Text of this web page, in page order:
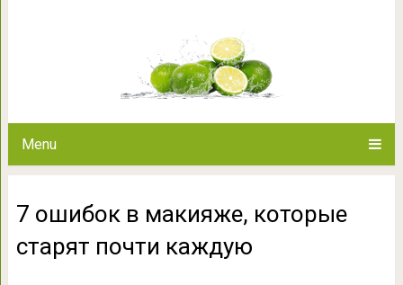
Menu
7 ошибок в макияже, которые
старят почти каждую